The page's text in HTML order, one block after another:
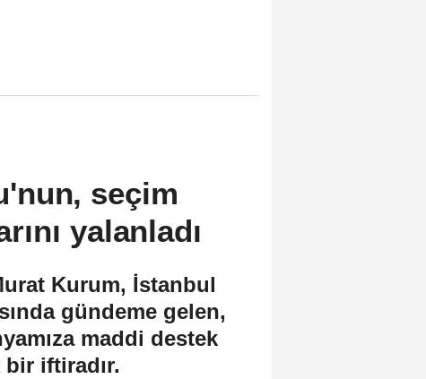
seçim
yalanladı
Kurum, İstanbul
gündeme gelen,
maddi destek
bir iftiradır.